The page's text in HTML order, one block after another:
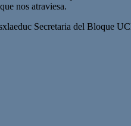
nos atraviesa.
Secretaria del Bloque